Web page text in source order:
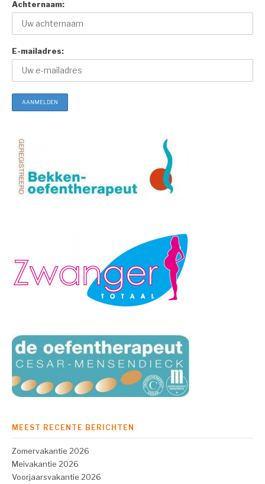
Achternaam:
E-mailadres:
MEEST RECENTE BERICHTEN
Zomervakantie 2026
Meivakantie 2026
Voorjaarsvakantie 2026